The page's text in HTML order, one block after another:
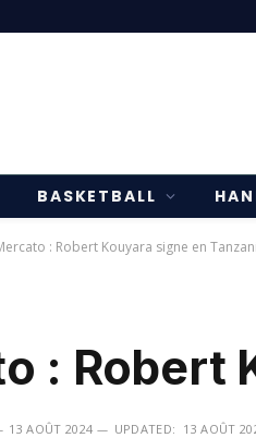
BASKETBALL
: Robert Kouyara signe en
: Robert
13 AOÛT 2024 UPDATED: 13 AOÛT